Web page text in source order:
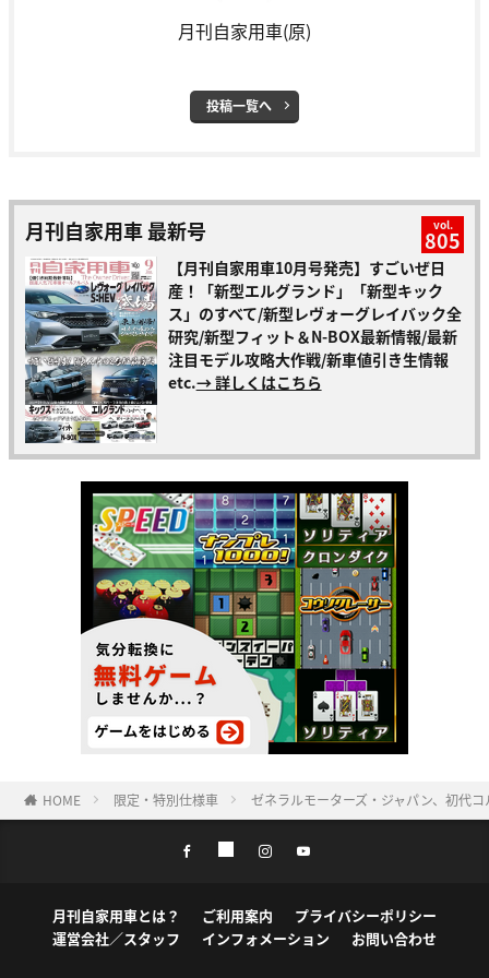
月刊自家用車(原)
投稿一覧へ
月刊自家用車 最新号 vol.
805
【月刊自家用車10月号発売】すごいぜ日
産！「新型エルグランド」「新型キック
ス」のすべて/新型レヴォーグレイバック全
研究/新型フィット＆N-BOX最新情報/最新
注目モデル攻略大作戦/新車値引き生情報
etc.→ 詳しくはこちら
HOME 限定・特別仕様車 ゼネラルモーターズ・ジャパン、初代
月刊自家用車とは？ ご利用案内
プライバシーポリシー
運営会社／スタッフ
インフォメーション お問い合わせ